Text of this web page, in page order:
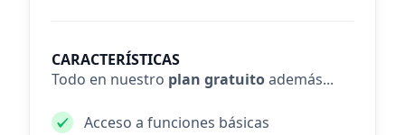
CARACTERÍSTICAS
Todo en nuestro plan gratuitoademás...
Acceso a funciones básicas